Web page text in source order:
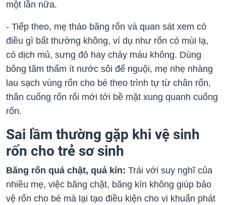
một lần nữa.
- Tiếp theo, mẹ tháo băng rốn và quan sát xem có
điều gì bất thường không, ví dụ như rốn có mùi lạ,
có dịch mủ, sưng đỏ hay chảy máu không. Dùng
bông tăm thấm ít nước sôi để nguội, mẹ nhẹ nhàng
lau sạch vùng rốn cho bé theo trình tự từ chân rốn,
thân cuống rốn rối mới tới bề mặt xung quanh cuống
rốn.
Sai lầm thường gặp khi vệ sinh
rốn cho trẻ sơ sinh
Băng rốn quá chặt, quá kín: Trái với suy nghĩ của
nhiều mẹ, việc băng chặt, băng kín không giúp bảo
vệ rốn cho bé mà lại tạo điều kiện cho vi khuẩn phát